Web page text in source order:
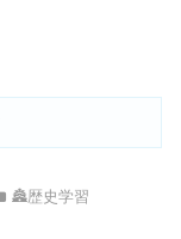
🏯歴史学習